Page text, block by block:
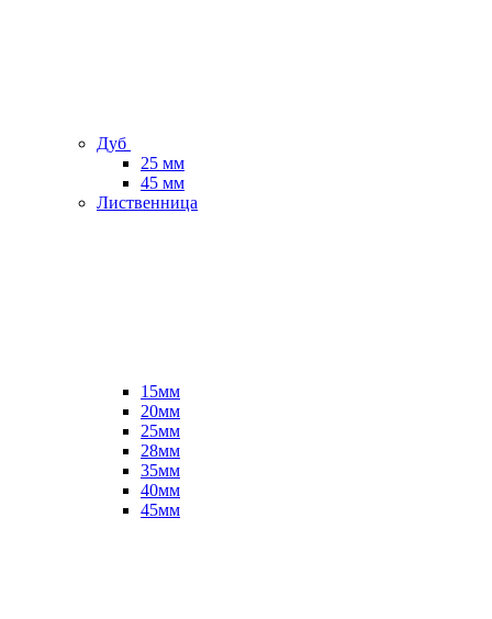
Дуб
25 мм
45 мм
Лиственница
15мм
20мм
25мм
28мм
35мм
40мм
45мм